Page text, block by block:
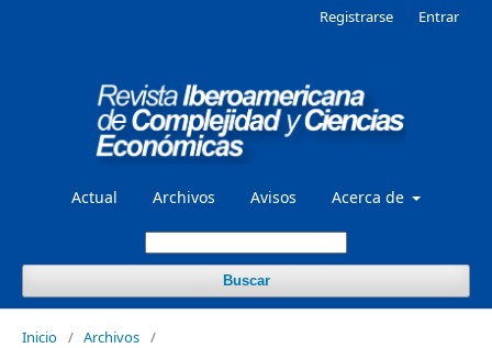
Actual Archivos Avisos Acerca de
Buscar
Registrarse Entrar
Inicio / Archivos /